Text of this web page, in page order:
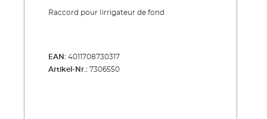
Raccord pour Iirrigateur de fond
EAN: 4011708730317
Artikel-Nr.: 7306550